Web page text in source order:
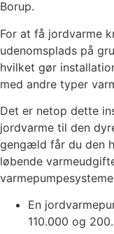
Borup.
For at få jordvarme
udenomsplads på
hvilket gør
med andre typer
Det er netop dette
jordvarme til den
gengæld får du den
løbende
En
110.000 og